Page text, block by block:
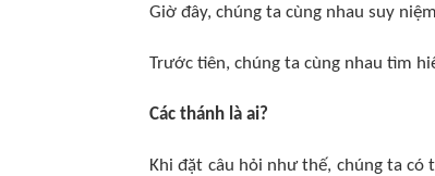
Giờ đây, chúng ta cùng nhau suy
Trước tiên, chúng ta cùng nhau tìm
Các thánh là ai?
Khi đặt câu hỏi như thế, chúng ta có